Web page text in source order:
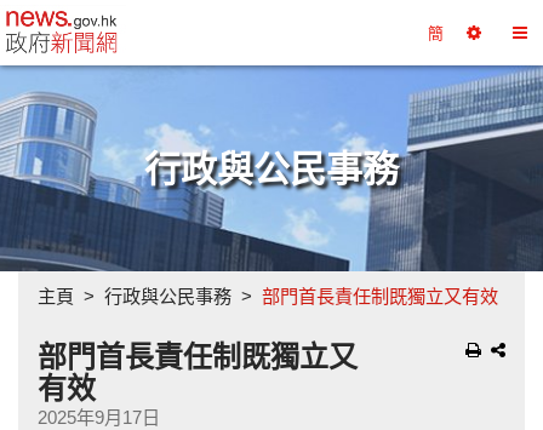
政府新聞網主頁 簡
擇
工
具
換
目
錄
行政與公民事務
主頁 行政與公民事務 部門首長責任制既獨立又有效
部門首長責任制既獨立又
有效
2025年9月17日